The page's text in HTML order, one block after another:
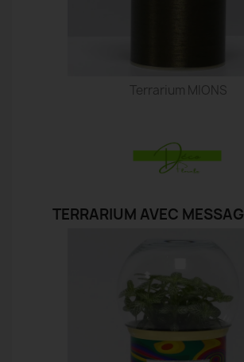
Terrarium MIONS
TERRARIUM AVEC